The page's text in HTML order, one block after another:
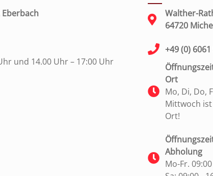
und 14.00 Uhr – 17:00 Uhr
Walther-
64720
+49 (0)
Ort
Mo, Di, Do,
Mittwoch
Ort!
Abholung
Mo-Fr.